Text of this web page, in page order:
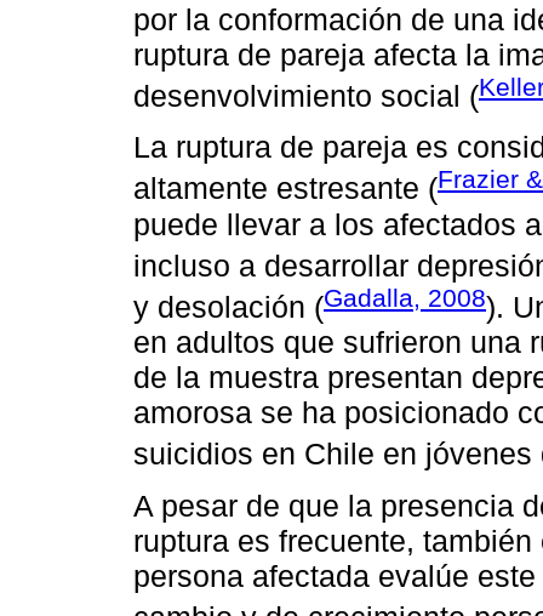
por la conformación de una
ruptura de pareja afecta la
desenvolvimiento social (
La ruptura de pareja es
altamente estresante (Frazier
puede llevar a los afectados
incluso a desarrollar
y desolación (Gadalla, 2008).
en adultos que sufrieron una
de la muestra presentan
amorosa se ha posicionado
suicidios en Chile en jóvenes
A pesar de que la presencia
ruptura es frecuente,
persona afectada evalúe